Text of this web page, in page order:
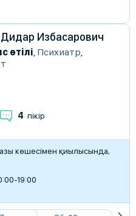
Избасарович
өтілі, Психиатр,
4 пікір
көшесімен қиылысында,
19:00